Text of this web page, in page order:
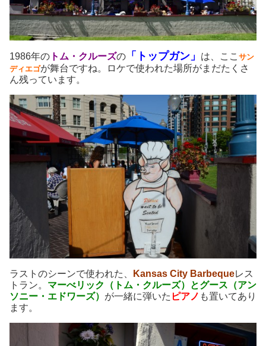
1986年の トム・クルーズの 「トップガン」 は、ここ サン
ディエゴが舞台ですね。ロケで使われた場所がまだたくさ
ん残っています。
ラストのシーンで使われた、 Kansas City Barbequeレス
トラン。 マーべリック（トム・クルーズ）とグース（アン
ソニー・エドワーズ） が一緒に弾いた ピアノ も置いてあり
ます。